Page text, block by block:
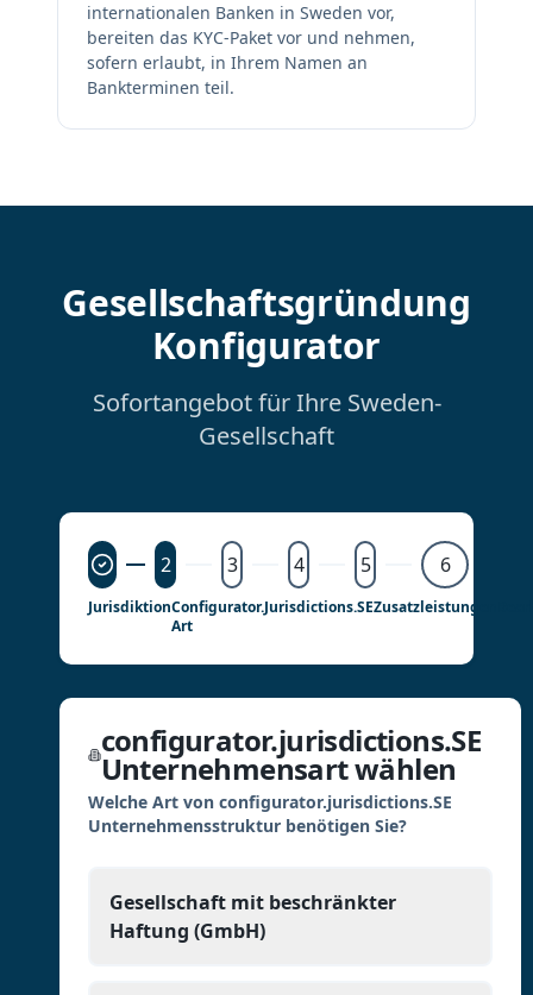
internationalen Banken in Sweden vor,
bereiten das KYC-Paket vor und nehmen,
sofern erlaubt, in Ihrem Namen an
Bankterminen teil.
Gesellschaftsgründung
Konfigurator
Sofortangebot für Ihre Sweden-
Gesellschaft
2 3 4 5 6
JurisdiktionConfigurator.jurisdictions.SE
Art
Zusatzleistungen
configurator.jurisdictions.SE
Unternehmensart wählen
Welche Art von configurator.jurisdictions.SE
Unternehmensstruktur benötigen Sie?
Gesellschaft mit beschränkter
Haftung (GmbH)